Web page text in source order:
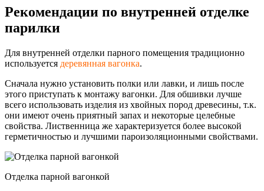
Рекомендации по внутренней отделке
парилки
Для внутренней отделки парного помещения традиционно
используется деревянная вагонка.
Сначала нужно установить полки или лавки, и лишь после
этого приступать к монтажу вагонки. Для обшивки лучше
всего использовать изделия из хвойных пород древесины, т.к.
они имеют очень приятный запах и некоторые целебные
свойства. Лиственница же характеризуется более высокой
герметичностью и лучшими пароизоляционными свойствами.
Отделка парной вагонкой